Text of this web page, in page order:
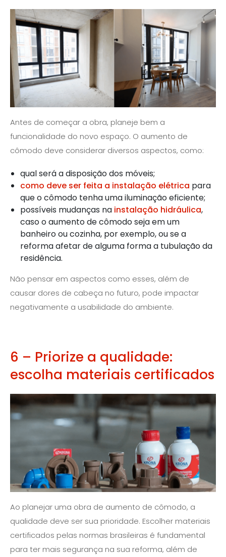
Antes de começar a obra, planeje bem a
funcionalidade do novo espaço. O aumento de
cômodo deve considerar diversos aspectos, como:
qual será a disposição dos móveis;
como deve ser feita a instalação elétrica para
que o cômodo tenha uma iluminação eficiente;
possíveis mudanças na instalação hidráulica,
caso o aumento de cômodo seja em um
banheiro ou cozinha, por exemplo, ou se a
reforma afetar de alguma forma a tubulação da
residência.
Não pensar em aspectos como esses, além de
causar dores de cabeça no futuro, pode impactar
negativamente a usabilidade do ambiente.
6 – Priorize a qualidade:
escolha materiais certificados
Ao planejar uma obra de aumento de cômodo, a
qualidade deve ser sua prioridade. Escolher materiais
certificados pelas normas brasileiras é fundamental
para ter mais segurança na sua reforma, além de